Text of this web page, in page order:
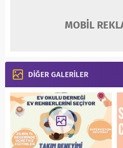
MOBİL
DİĞER GALERİLER